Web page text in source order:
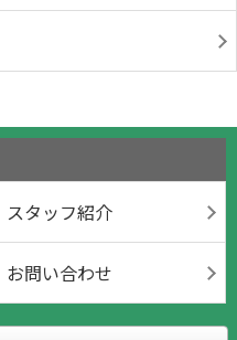
スタッフ紹介
お問い合わせ